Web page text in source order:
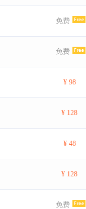
免费
免费
¥ 98
¥ 128
¥ 48
¥ 128
免费